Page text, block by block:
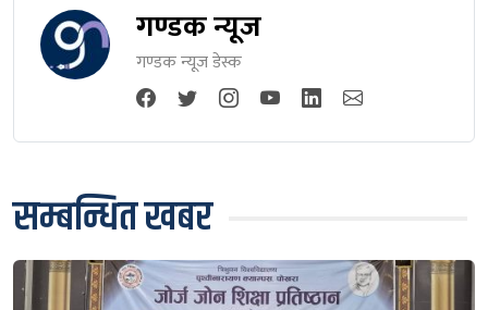
गण्डक न्यूज
गण्डक न्यूज डेस्क
सम्बन्धित खबर